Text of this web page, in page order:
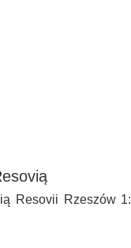
Resovii Rzeszów